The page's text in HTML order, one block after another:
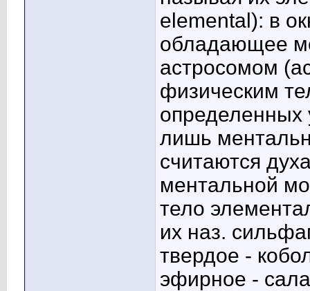
elemental): в
обладающее
астросомом
физическим
лишь
считаются
ментальной
тело
их наз.
твердое -
эфирное -